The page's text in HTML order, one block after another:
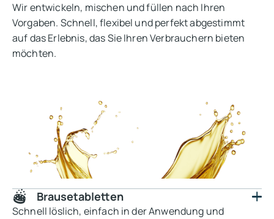
Wir entwickeln, mischen und füllen nach Ihren
Vorgaben. Schnell, flexibel und perfekt abgestimmt
auf das Erlebnis, das Sie Ihren Verbrauchern bieten
möchten.
Brausetabletten
Schnell löslich, einfach in der Anwendung und